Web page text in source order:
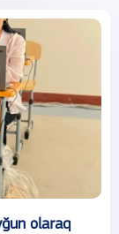
olaraq